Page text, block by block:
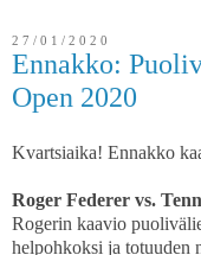
27/01/2020
Ennakko:
Open 2020
Kvartsiaika! Ennakko
Roger Federer vs.
Rogerin kaavio
helpohkoksi ja totuuden